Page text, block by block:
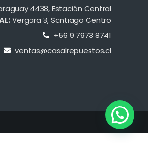
4438, Estación Central
Vergara 8, Santiago Centro
+56 9 7973 8741
ventas@casalrepuestos.cl